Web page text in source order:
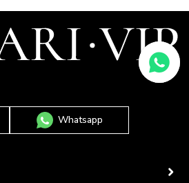
Whatsapp